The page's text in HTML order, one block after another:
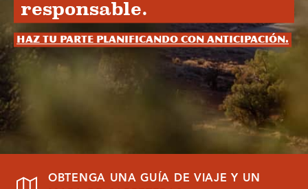
responsable.
Haz tu parte planificando con anticipación.
OBTENGA UNA GUÍA DE VIAJE Y UN